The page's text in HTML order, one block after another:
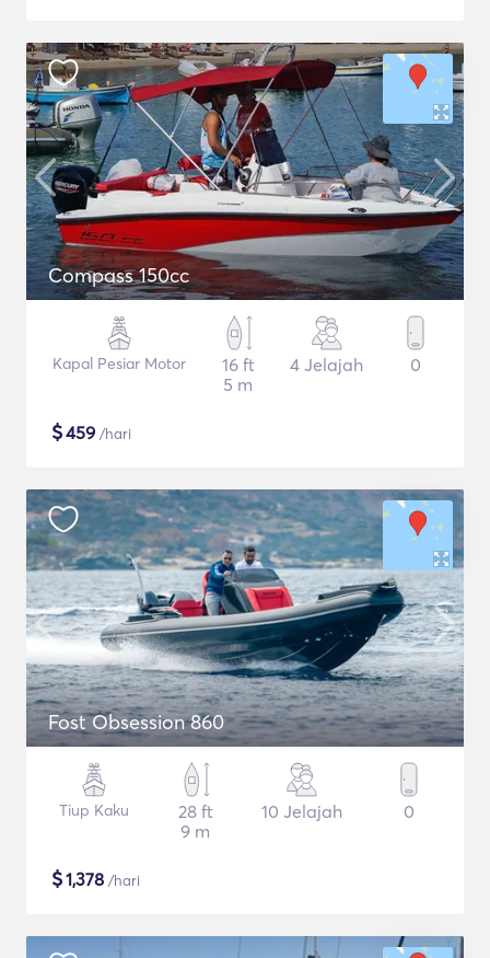
Compass 150cc
Kapal Pesiar Motor
16 ft
5 m
4 Jelajah 0
$459 /hari
Fost Obsession 860
Tiup Kaku
28 ft
9 m
10 Jelajah 0
$1,378 /hari